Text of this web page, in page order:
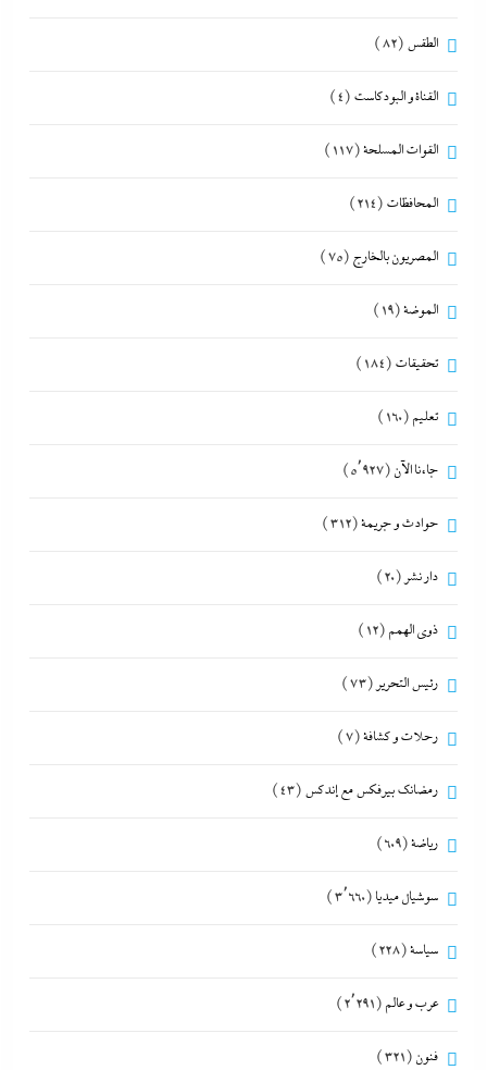
الطقس (82)
القناة و البودكاست (4)
القوات المسلحة(117)
المحافظات (214)
المصريون بالخارج (75)
الموضة(19)
تحقيقات (184)
تعليم (160)
جاءنا الآن (5٬927)
حوادث و جريمة(312)
دار نشر (20)
ذوى الهمم (12)
رئيس التحرير (73)
رحلات و كشافة(7)
رمضانك بيرفكس مع إندكس (43)
رياضة(609)
سوشيال ميديا (3٬660)
سياسة(228)
عرب و عالم (2٬291)
فنون (321)